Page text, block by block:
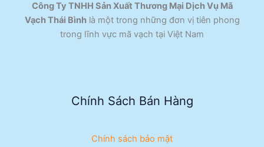
Công Ty TNHH Sản Xuất Thương Mại Dịch Vụ Mã
Vạch Thái Bìnhlà một trong những đơn vị tiên phong
trong lĩnh vực mã vạch tại Việt Nam
Chính Sách Bán Hàng
Chính sách bảo mật